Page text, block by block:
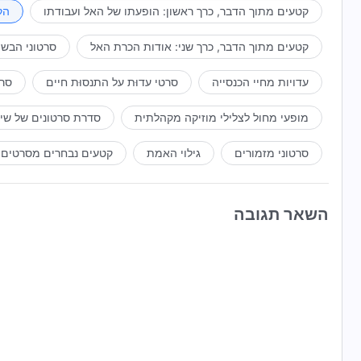
שהוא מעניק לאנושות. רק כשהאדם מקבל את ישועת האל
והריקנות הרוחנית של האדם לבוא על סיפוקם. אם בני
של אלוהים, הרי שהמדינה או האומה הזו תצעד בדרך
לא חושב כך. הוא סבור שמדינה שאין בה איש שעובד
יותר מדי לא מתיישב עם אורח המחשבה של אלוהים. אם
יהיה רע ומר, ולמדינה לא יהיה יעד.
קטעים מתוך הדבר, כרך ראשון: הופעתו של האל ועבודתו
קטעים מתוך הדבר, כרך שני: אודות הכרת האל סרטוני
עדויות מחיי הכנסייה סרטי עדוּת על התנסוּת חיים
מופעי מחול לצלילי מוזיקה מקהלתית סדרת סרטונים של
סרטוני מזמורים גילוי האמת קטעים נבחרים מסרטים
השאר תגובה